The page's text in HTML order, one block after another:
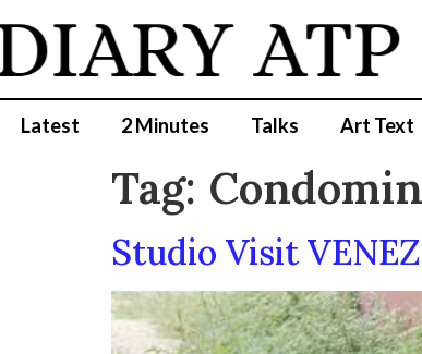
ATP
Latest 2 Minutes Talks Art Text
Tag:
Studio Visit